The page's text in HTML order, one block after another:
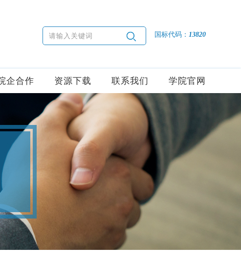
国标代码： 13820
企合作 资源下载 联系我们 学院官网